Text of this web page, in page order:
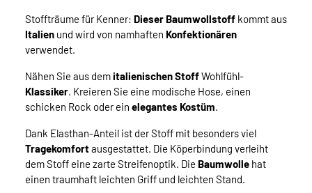
Stoffträume für Kenner: Dieser Baumwollstoff kommt aus
Italien und wird von namhaften Konfektionären
verwendet.
Nähen Sie aus demitalienischen StoffWohlfühl-
Klassiker. Kreieren Sie eine modische Hose, einen
schicken Rock oder ein elegantes Kostüm.
Dank Elasthan-Anteil ist der Stoff mit besonders viel
Tragekomfortausgestattet. Die Köperbindung verleiht
dem Stoff eine zarte Streifenoptik. Die Baumwolle hat
einen traumhaft leichten Griff und leichten Stand.